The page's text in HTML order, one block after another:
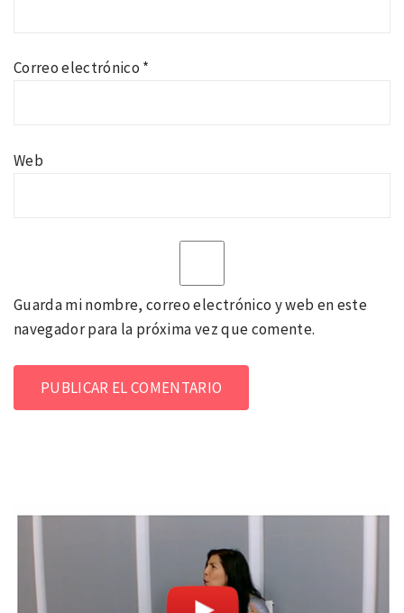
Correo electrónico *
Web
Guarda mi nombre, correo electrónico y web en este
navegador para la próxima vez que comente.